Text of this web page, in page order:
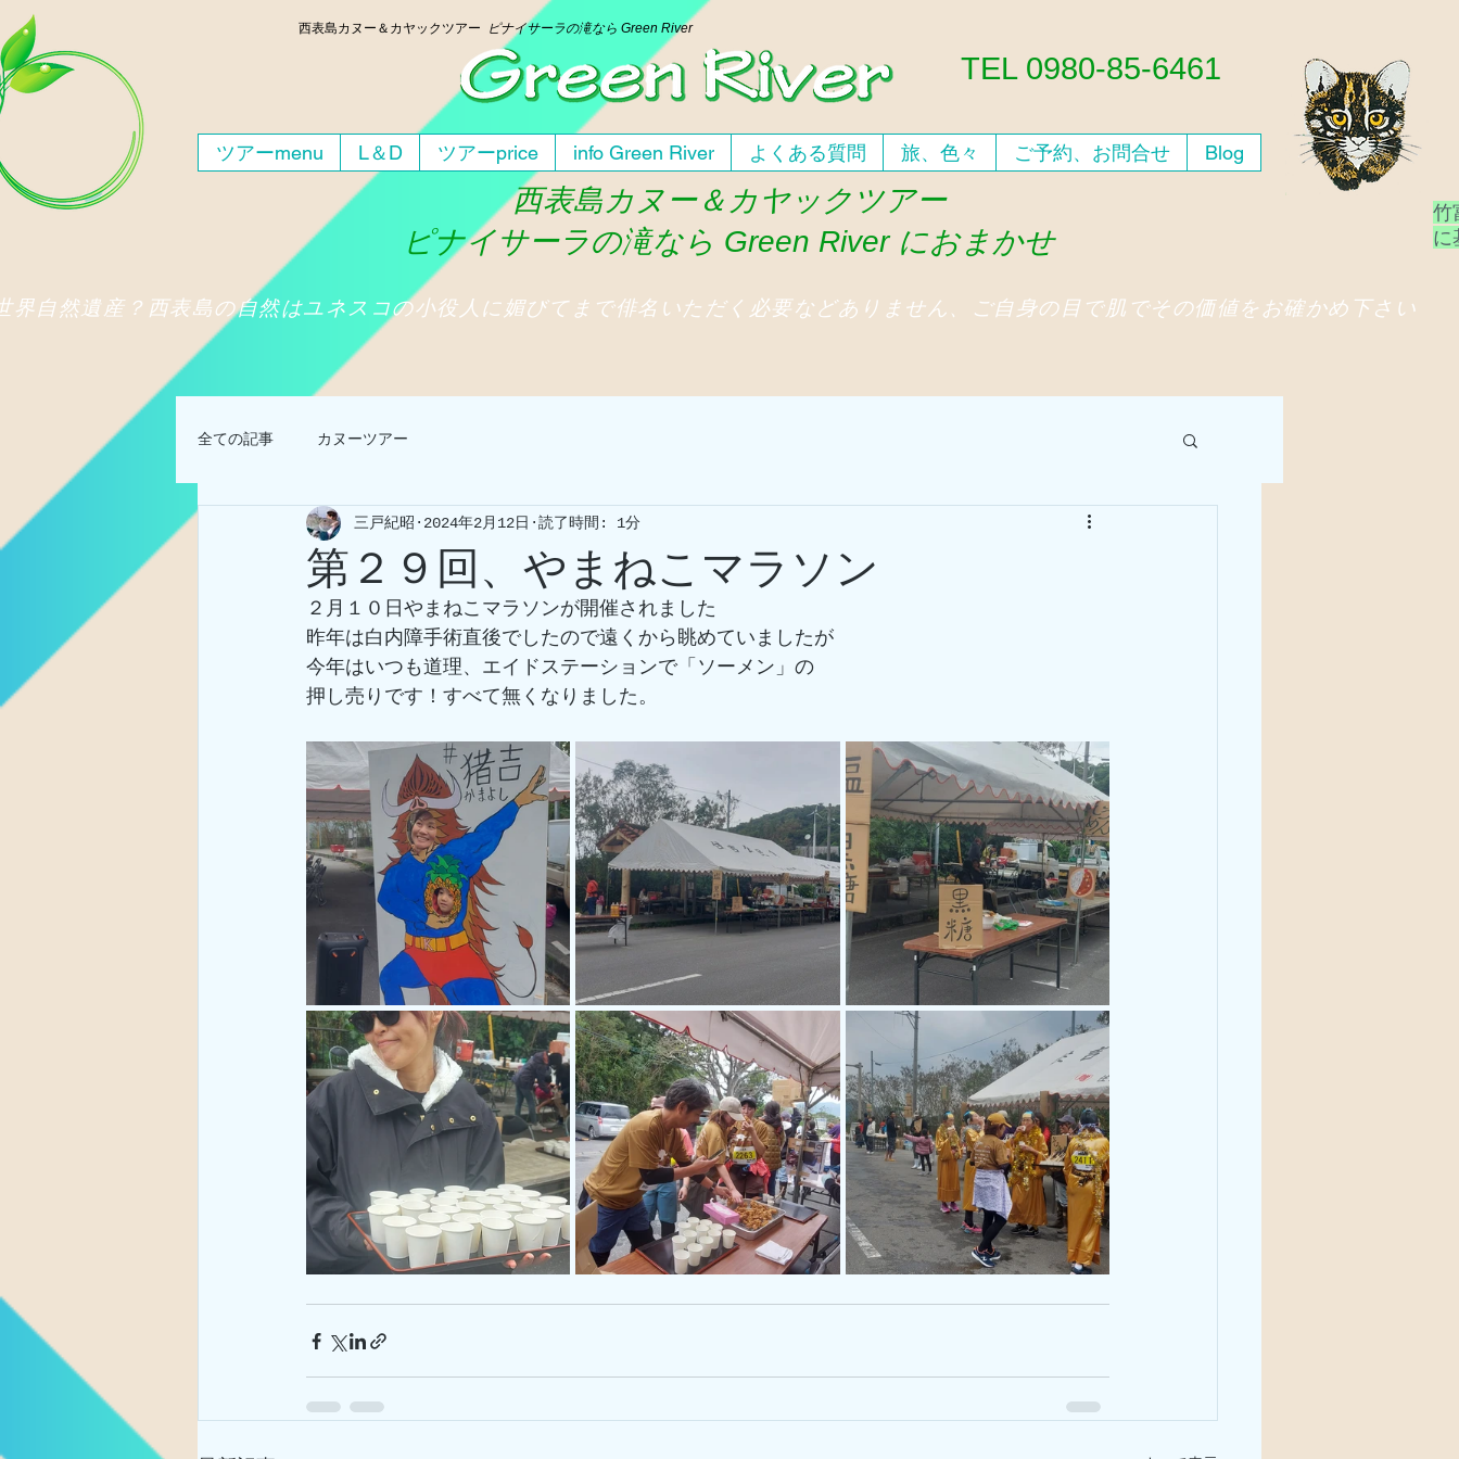
​TEL 0980-85-6461
西表島カヌー＆カヤックツアー ピナイサーラの滝なら Green River
ツアーmenu L＆D ツアーprice info Green River よくある質問 旅、色々 ご予約、お問合せ Blog
西表島カヌー＆カヤックツアー
ピナイサーラの滝なら Green River におまかせ
竹
に
界自然遺産？西表島の自然はユネスコの小役人に媚びてまで俳名いただく必要などありません、ご自身の目で肌でその価値をお確かめ下さい
全ての記事 カヌーツアー
第２９回、やまねこマラソン
三戸紀昭 2024年2月12日 読了時間: 1分
２月１０日やまねこマラソンが開催されました
昨年は白内障手術直後でしたので遠くから眺めていましたが
今年はいつも道理、エイドステーションで「ソーメン」の
押し売りです！すべて無くなりました。